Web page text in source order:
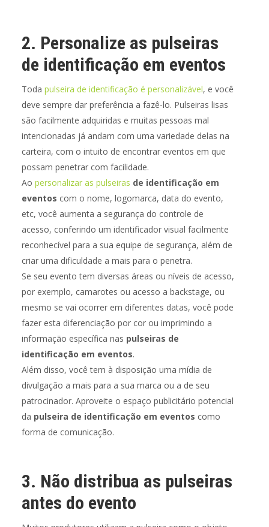
2. Personalize as pulseiras
de identificação em eventos
Toda pulseira de identificação é personalizável, e você
deve sempre dar preferência a fazê-lo. Pulseiras lisas
são facilmente adquiridas e muitas pessoas mal
intencionadas já andam com uma variedade delas na
carteira, com o intuito de encontrar eventos em que
possam penetrar com facilidade.
Ao personalizar as pulseiras de identificação em
eventos com o nome, logomarca, data do evento,
etc, você aumenta a segurança do controle de
acesso, conferindo um identificador visual facilmente
reconhecível para a sua equipe de segurança, além de
criar uma dificuldade a mais para o penetra.
Se seu evento tem diversas áreas ou níveis de acesso,
por exemplo, camarotes ou acesso a backstage, ou
mesmo se vai ocorrer em diferentes datas, você pode
fazer esta diferenciação por cor ou imprimindo a
informação específica nas pulseiras de
identificação em eventos.
Além disso, você tem à disposição uma mídia de
divulgação a mais para a sua marca ou a de seu
patrocinador. Aproveite o espaço publicitário potencial
da pulseira de identificação em eventos como
forma de comunicação.
3. Não distribua as pulseiras
antes do evento